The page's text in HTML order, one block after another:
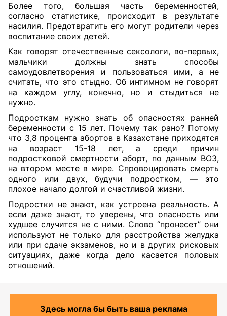
Более того, большая часть беременностей,
согласно статистике, происходит в результате
насилия. Предотвратить его могут родители через
воспитание своих детей.
Как говорят отечественные сексологи, во-первых,
мальчики должны знать способы
самоудовлетворения и пользоваться ими, а не
считать, что это стыдно. Об интимном не говорят
на каждом углу, конечно, но и стыдиться не
нужно.
Подросткам нужно знать об опасностях ранней
беременности с 15 лет. Почему так рано? Потому
что 3,8 процента абортов в Казахстане приходятся
на возраст 15-18 лет, а среди причин
подростковой смертности аборт, по данным ВОЗ,
на втором месте в мире. Спровоцировать смерть
одного или двух, будучи подростком, — это
плохое начало долгой и счастливой жизни.
Подростки не знают, как устроена реальность. А
если даже знают, то уверены, что опасность или
худшее случится не с ними. Слово “пронесет” они
используют не только для расстройства желудка
или при сдаче экзаменов, но и в других рисковых
ситуациях, даже когда дело касается половых
отношений.
Здесь могла бы быть ваша реклама